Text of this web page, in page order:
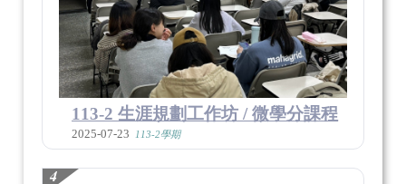
113-2 生涯規劃工作坊 / 微學分課程
2025-07-23 113-2學期
4